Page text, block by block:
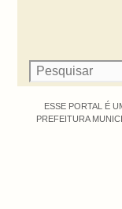
ESSE PORTAL É
PREFEITURA